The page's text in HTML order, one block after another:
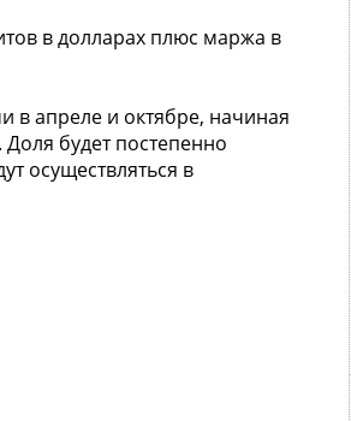
в долларах плюс маржа в
в апреле и октябре, начиная
Доля будет постепенно
осуществляться в